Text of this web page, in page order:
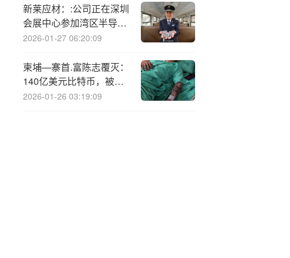
新莱应材：:公司正在深圳
会展中心参加湾区半导体
产业生态博览会
2026-01-27 06:20:09
柬埔—寨首.富陈志覆灭：
140亿美元比特币，被美
国“顺走”了
2026-01-26 03:19:09